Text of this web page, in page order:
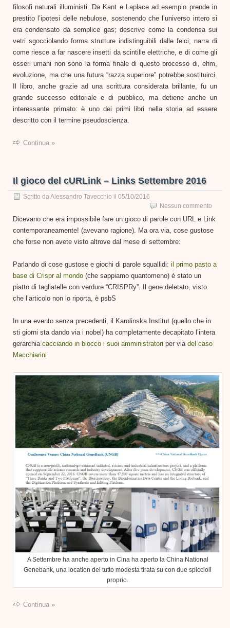
filosofi naturali illuministi. Da Kant e Laplace ad esempio prende in
prestito l’ipotesi delle nebulose, sostenendo che l’universo intero si
era condensato da semplice gas; descrive come la condensa sui
vetri sgocciolando forma strutture indistinguibili dalle felci; narra di
come riesce a far nascere insetti da scintille elettriche, e di come gli
esseri umani non sono la forma finale di questo processo di, ehm,
evoluzione, ma che una futura “razza superiore” potrebbe sostituirci.
Il libro, anche grazie ad una scrittura considerata brillante, fu un
grande successo editoriale e di pubblico, ma detiene anche un
interessante primato: è uno dei primi libri nella storia ad essere
descritto con il termine pseudoscienza.
Continua »
Il gioco del cURLink – Links Settembre 2016
Scritto da Alessandro Tavecchio il 05/10/2016
Nessun commento
Dicevano che era impossibile fare un gioco di parole con URL e Link
contemporaneamente! (avevano ragione). Ma ora via, cose gustose
che forse non avete visto altrove dal mese di settembre:
Parlando di cose gustose e giochi di parole squallidi: il primo pasto a
base di Crispr al mondo (che sappiamo quantomeno) è stato un
piatto di tagliatelle con verdure “CRISPRy”. Il gene deletato, visto
che l’articolo non lo riporta, è psbS
In una evento senza precedenti, il Karolinska Institut (quello che in
sti giorni sta dando via i nobel) ha completamente decapitato l’intera
gerarchia cacciando in blocco i suoi amministratori per via del caso
Macchiarini
A Settembre ha anche aperto in Cina ha aperto la China National
Genebank, una location del tutto modesta tirata su con due spiccioli
proprio.
Continua »